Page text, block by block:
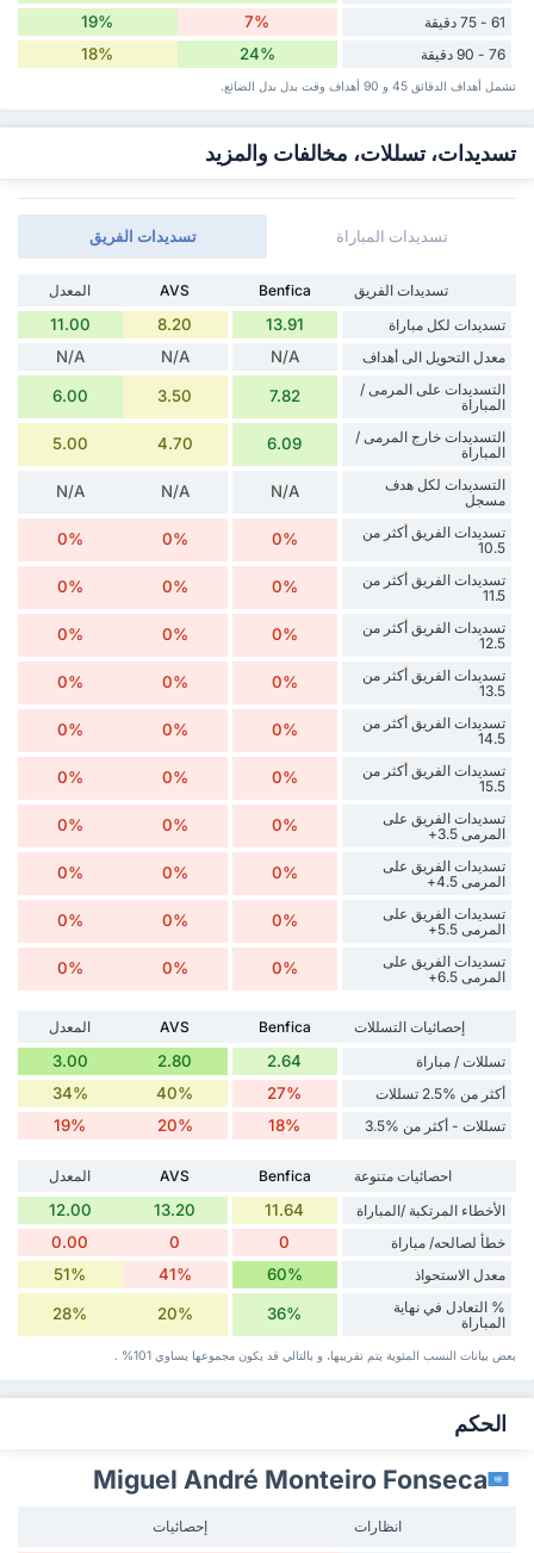
61 - 75 دقيقة 7%
19%
76 - 90 دقيقة 24%
18%
تشمل أهداف الدقائق 45 و 90 أهداف وقت ‏بدل ‏بدل الضائع.
تسديدات، تسللات، مخالفات والمزيد
تسديدات الفريق تسديدات المباراة
تسديدات الفريق Benfica
AVS
المعدل
تسديدات لكل مباراة
13.91
8.20
11.00
معدل التحويل الى أهداف N/A
N/A
N/A
التسديدات على المرمى /
المباراة
7.82
3.50
6.00
التسديدات خارج المرمى /
المباراة
6.09
4.70
5.00
التسديدات لكل هدف
مسجل
N/A
N/A
N/A
تسديدات الفريق أكثر من
10.5
0%
0%
0%
تسديدات الفريق أكثر من
11.5
0%
0%
0%
تسديدات الفريق أكثر من
12.5
0%
0%
0%
تسديدات الفريق أكثر من
13.5
0%
0%
0%
تسديدات الفريق أكثر من
14.5
0%
0%
0%
تسديدات الفريق أكثر من
15.5
0%
0%
0%
تسديدات الفريق على
المرمى 3.5+
0%
0%
0%
تسديدات الفريق على
المرمى 4.5+
0%
0%
0%
تسديدات الفريق على
المرمى 5.5+
0%
0%
0%
تسديدات الفريق على
المرمى 6.5+
0%
0%
0%
إحصائيات التسللات Benfica
AVS
المعدل
تسللات / مباراة
2.64
2.80
3.00
أكثر من %2.5 تسللات 27%
40%
34%
تسللات - أكثر من %3.5 18%
20%
19%
احصائيات متنوعة Benfica
AVS
المعدل
الأخطاء المرتكبة /المباراة
11.64
13.20
12.00
خطأ لصالحه/ مباراة 0
0
0.00
معدل الاستحواذ 60%
41%
51%
% التعادل في نهاية
المباراة
36%
20%
28%
بعض بيانات ‏النسب المئوية يتم تقريبها، و بالتالي قد ‏يكون مجموعها يساوي 101% .
‏الحكم
Miguel André Monteiro Fonseca
انظارات إحصائيات